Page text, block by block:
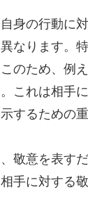
自身の行動に
なります。
のため、例
これは相手
するための
敬意を表す
手に対する